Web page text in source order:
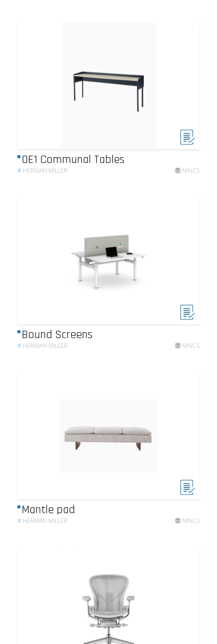
OE1 Communal Tables
# HERMAN MILLER NINCS
Bound Screens
# HERMAN MILLER NINCS
Mantle pad
# HERMAN MILLER NINCS